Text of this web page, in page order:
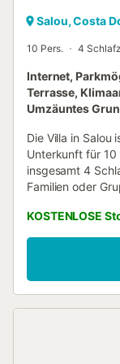
Salou, Costa
10 Pers. 4
Internet,
Terrasse,
Umzäuntes
Die Villa in Salou
Unterkunft für 10
insgesamt 4
Familien oder
Unterkunft hat
einer idealen
Nur 800 Meter
Sandstrand als
Möglichkeit
KOSTENLOSE